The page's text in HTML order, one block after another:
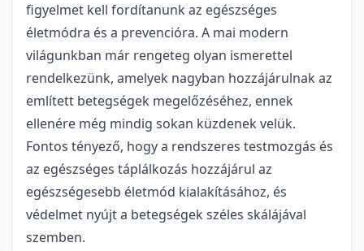
figyelmet kell fordítanunk az egészséges
életmódra és a prevencióra. A mai modern
világunkban már rengeteg olyan ismerettel
rendelkezünk, amelyek nagyban hozzájárulnak az
említett betegségek megelőzéséhez, ennek
ellenére még mindig sokan küzdenek velük.
Fontos tényező, hogy a rendszeres testmozgás és
az egészséges táplálkozás hozzájárul az
egészségesebb életmód kialakításához, és
védelmet nyújt a betegségek széles skálájával
szemben.